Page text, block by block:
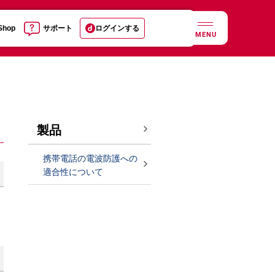
サポート ログインする
MENU
製品
携帯電話の電波防護への
適合性について